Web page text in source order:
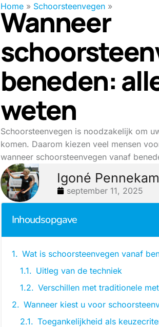
Home » Schoorsteenvegen »
Wanneer
beneden:
weten
Schoorsteenvegen is noodzakelijk om
komen. Daarom kiezen veel mensen
wanneer schoorsteenvegen vanaf
Igoné
september 11, 2025
Inhoudsopgave
Wat is schoorsteenvegen vanaf
Uitleg van de techniek
Verschillen met traditionele
Wanneer kiest u voor
Toegankelijkheid als